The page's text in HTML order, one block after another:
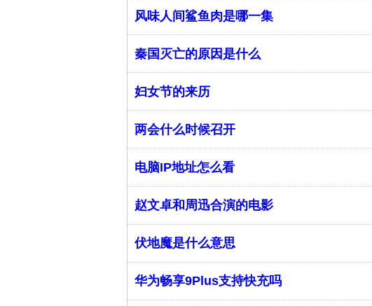
风味人间鲨鱼肉是哪一集
秦国灭亡的原因是什么
妇女节的来历
两会什么时候召开
电脑IP地址怎么看
赵文卓和周迅合演的电影
伏地魔是什么意思
华为畅享9Plus支持快充吗